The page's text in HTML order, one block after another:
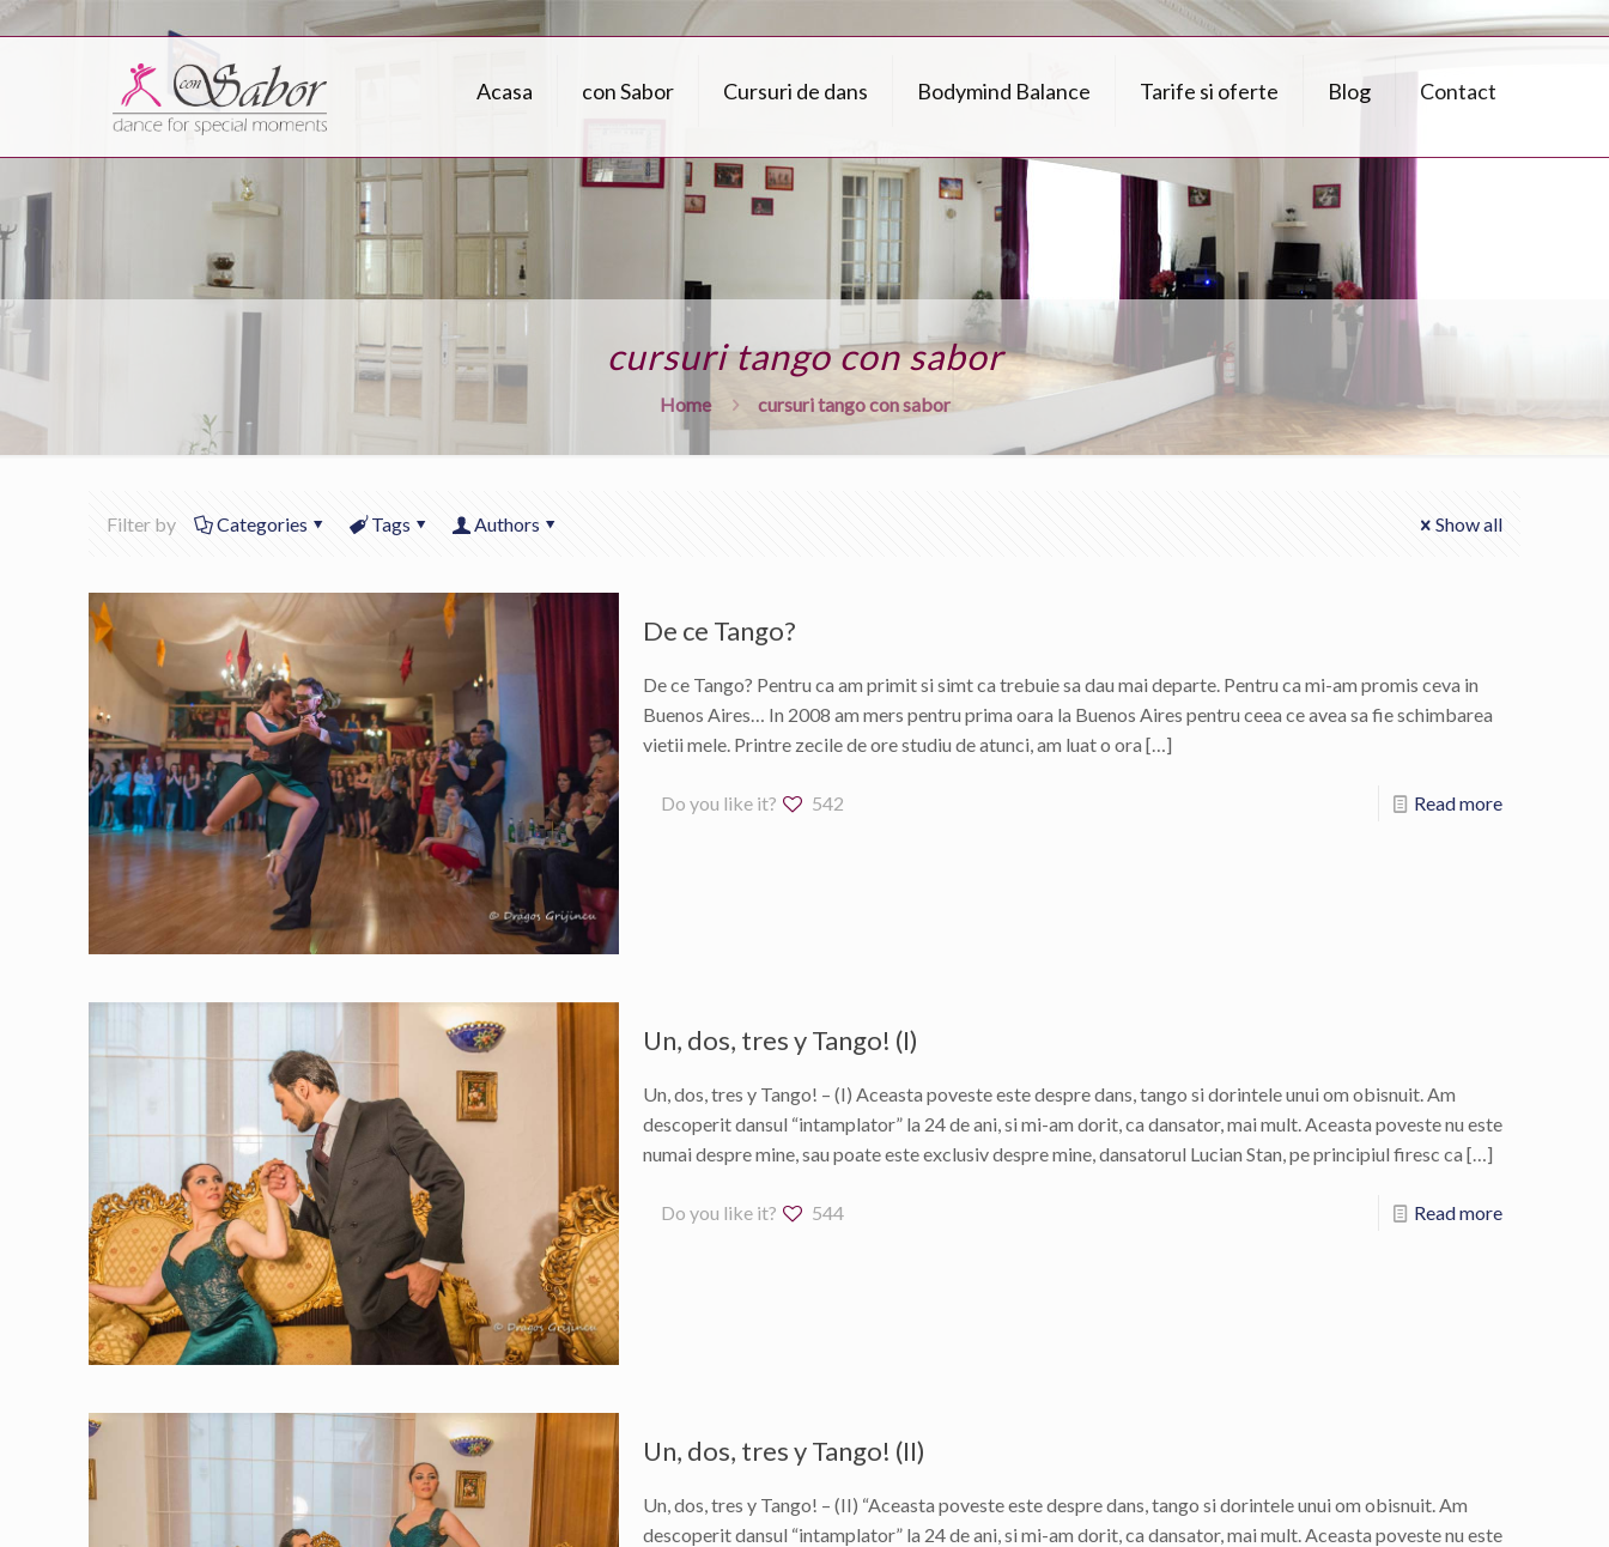
Acasa con Sabor Cursuri de dans Bodymind Balance Tarife si oferte Blog Contact
cursuri tango con sabor
Home cursuri tango con sabor
Filter by Categories Tags Authors Show all
De ce Tango?
De ce Tango? Pentru ca am primit si simt ca trebuie sa dau mai departe. Pentru ca mi-am promis ceva in
Buenos Aires… In 2008 am mers pentru prima oara la Buenos Aires pentru ceea ce avea sa fie schimbarea
vietii mele. Printre zecile de ore studiu de atunci, am luat o ora […]
Do you like it? 542 Read more
Un, dos, tres y Tango! (I)
Un, dos, tres y Tango! – (I) Aceasta poveste este despre dans, tango si dorintele unui om obisnuit. Am
descoperit dansul “intamplator” la 24 de ani, si mi-am dorit, ca dansator, mai mult. Aceasta poveste nu este
numai despre mine, sau poate este exclusiv despre mine, dansatorul Lucian Stan, pe principiul firesc ca […]
Do you like it? 544 Read more
Un, dos, tres y Tango! (II)
Un, dos, tres y Tango! – (II) “Aceasta poveste este despre dans, tango si dorintele unui om obisnuit. Am
descoperit dansul “intamplator” la 24 de ani, si mi-am dorit, ca dansator, mai mult. Aceasta poveste nu este